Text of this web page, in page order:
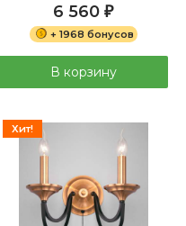
6 560 ₽
+ 1968 бонусов
В корзину
Хит!